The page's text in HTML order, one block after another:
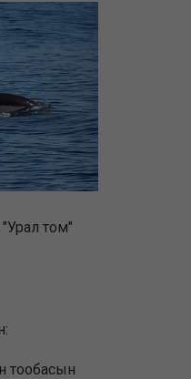
том"
тообасын